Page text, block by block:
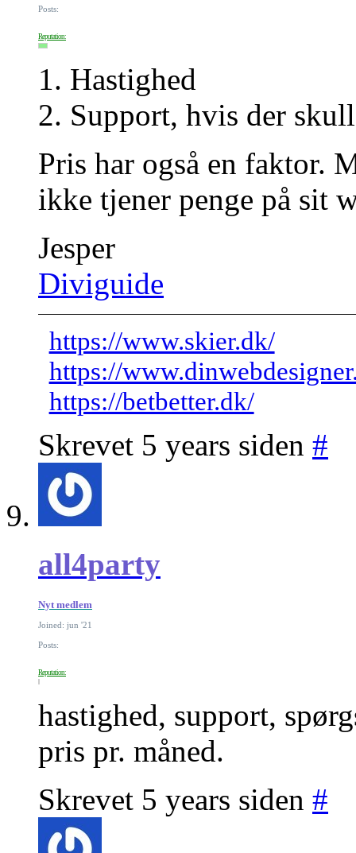
Posts:
Reputation:
1. Hastighed
2. Support, hvis der
Pris har også en faktor.
ikke tjener penge på sit
Jesper
Diviguide
https://www.skier.dk/
https://
https://betbetter.dk/
Skrevet 5 years siden #
all4party
Nyt medlem
Joined: jun '21
Posts:
Reputation:
hastighed, support,
pris pr. måned.
Skrevet 5 years siden #